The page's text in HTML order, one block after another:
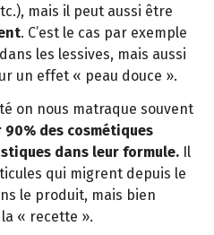
mais il peut aussi être
. C’est le cas par exemple
les lessives, mais aussi
un effet « peau douce ».
on nous matraque souvent
90% des cosmétiques
dans leur formule. Il
qui migrent depuis le
le produit, mais bien
« recette ».